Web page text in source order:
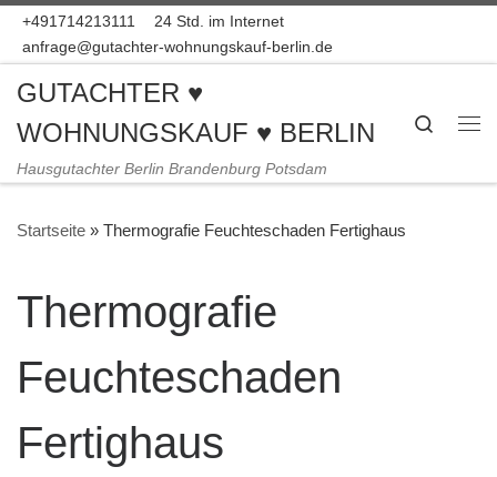
Zum Inhalt springen
+491714213111
24 Std. im Internet
anfrage@gutachter-wohnungskauf-berlin.de
GUTACHTER ♥
WOHNUNGSKAUF ♥ BERLIN
Hausgutachter Berlin Brandenburg Potsdam
Search
Startseite » Thermografie Feuchteschaden Fertighaus
Thermografie
Feuchteschaden
Fertighaus